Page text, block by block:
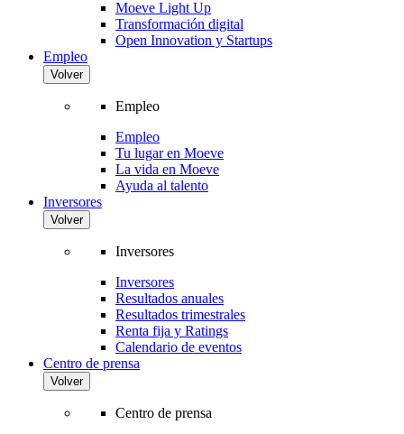
Moeve Light Up
Transformación digital
Open Innovation y Startups
Empleo
Volver
Empleo
Empleo
Tu lugar en Moeve
La vida en Moeve
Ayuda al talento
Inversores
Volver
Inversores
Inversores
Resultados anuales
Resultados trimestrales
Renta fija y Ratings
Calendario de eventos
Centro de prensa
Volver
Centro de prensa